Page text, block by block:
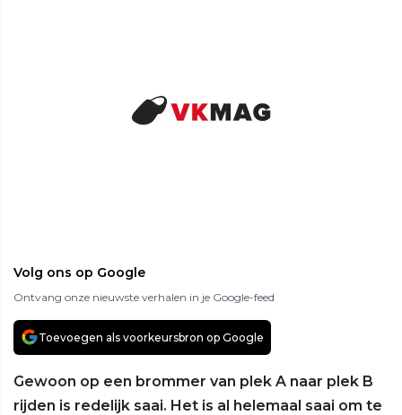
Volg ons op Google
Ontvang onze nieuwste verhalen in je Google-feed
Toevoegen als voorkeursbron op Google
Gewoon op een brommer van plek A naar plek B
rijden is redelijk saai. Het is al helemaal saai om te